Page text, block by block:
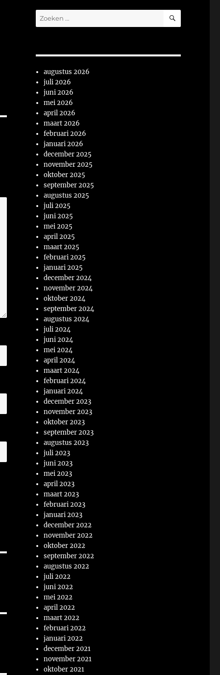
Zoeken
naar:
ZOEKEN
augustus 2026
juli 2026
juni 2026
mei 2026
april 2026
maart 2026
februari 2026
januari 2026
december 2025
november 2025
oktober 2025
september 2025
augustus 2025
juli 2025
juni 2025
mei 2025
april 2025
maart 2025
februari 2025
januari 2025
december 2024
november 2024
oktober 2024
september 2024
augustus 2024
juli 2024
juni 2024
mei 2024
april 2024
maart 2024
februari 2024
januari 2024
december 2023
november 2023
oktober 2023
september 2023
augustus 2023
juli 2023
juni 2023
mei 2023
april 2023
maart 2023
februari 2023
januari 2023
december 2022
november 2022
oktober 2022
september 2022
augustus 2022
juli 2022
juni 2022
mei 2022
april 2022
maart 2022
februari 2022
januari 2022
december 2021
november 2021
oktober 2021